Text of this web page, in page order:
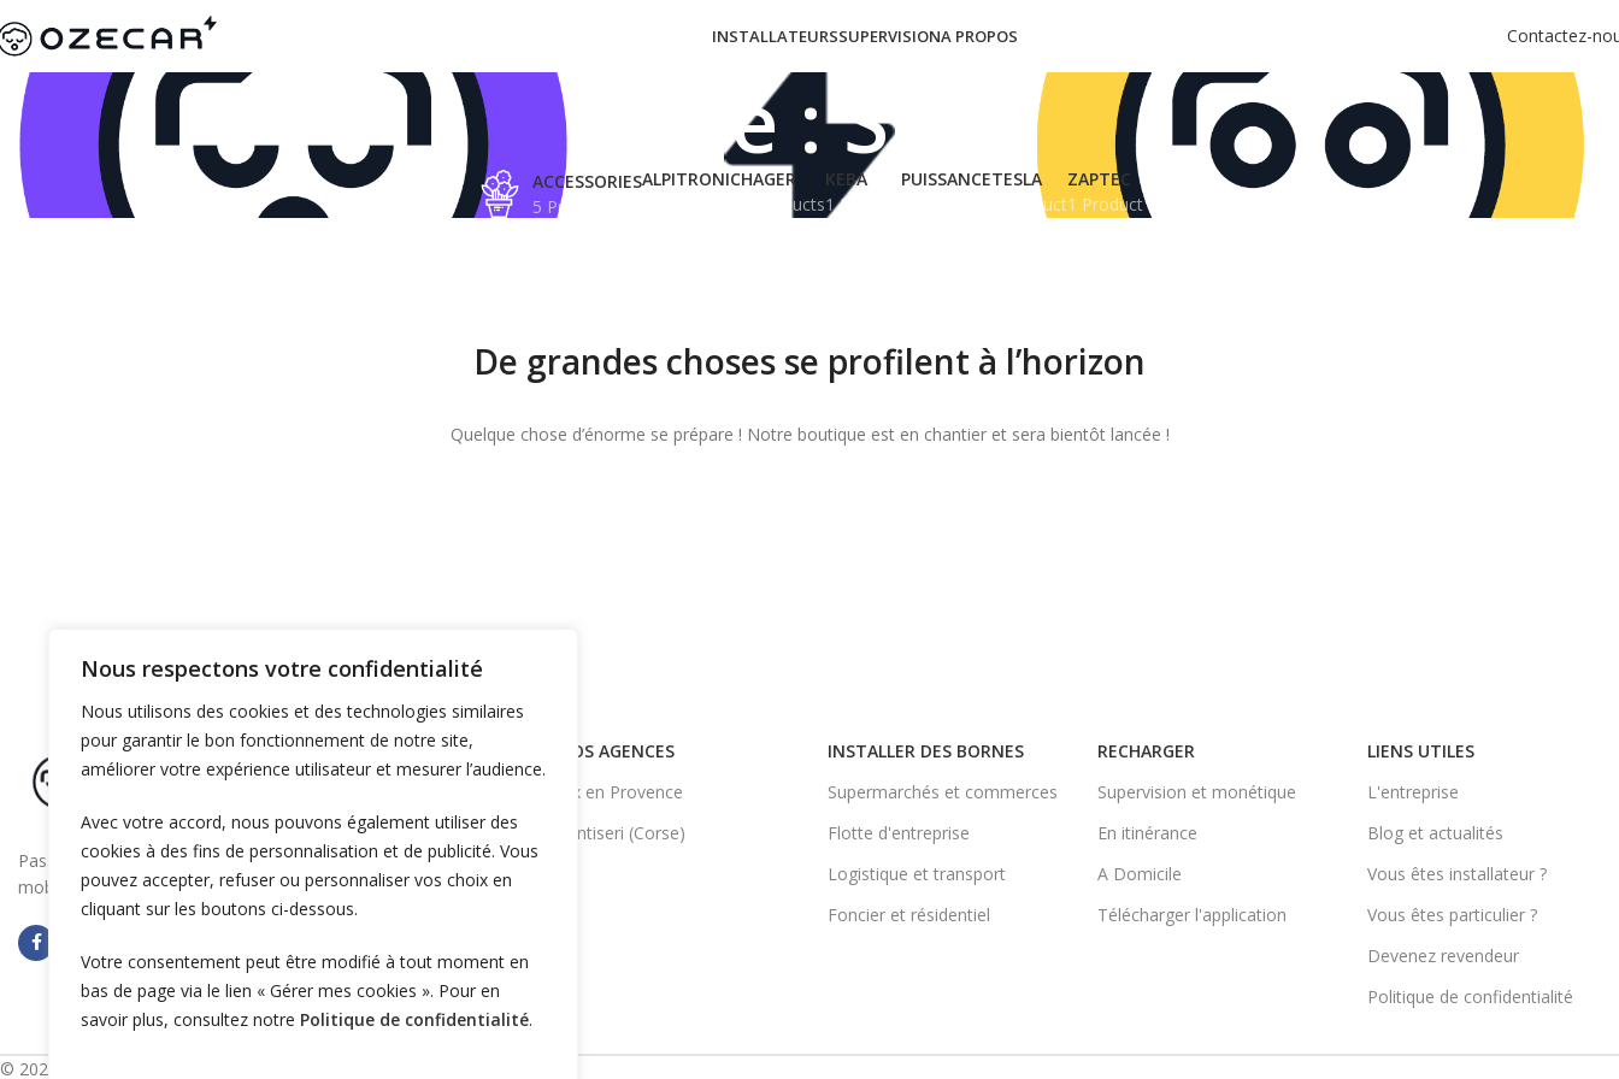
Nous respectons votre confidentialité
Nous utilisons des cookies et des technologies similaires
pour garantir le bon fonctionnement de notre site,
améliorer votre expérience utilisateur et mesurer l’audience.
Avec votre accord, nous pouvons également utiliser des
cookies à des fins de personnalisation et de publicité. Vous
pouvez accepter, refuser ou personnaliser vos choix en
cliquant sur les boutons ci-dessous.
Votre consentement peut être modifié à tout moment en
bas de page via le lien « Gérer mes cookies ». Pour en
savoir plus, consultez notre Politique de confidentialité.
INSTALLATEURSSUPERVISIONA PROPOS Contactez-
Privé : Shop
ACCESSORIES
5 Products
ALPITRONICHAGER
0 Products
KEBA
1 Product
PUISSANCETESLA
1 Product
ZAPTEC
1 Product
De grandes choses se profilent à l’horizon
Quelque chose d’énorme se prépare ! Notre boutique est en chantier et sera bientôt lancée !
Passez à la vitesse supérieure en boostant la
mobilité électrique de votre entreprise
NOS AGENCES
Aix en Provence
Ventiseri (Corse)
INSTALLER DES BORNES
Supermarchés et commerces
Flotte d'entreprise
Logistique et transport
Foncier et résidentiel
RECHARGER
Supervision et monétique
En itinérance
A Domicile
Télécharger l'application
LIENS UTILES
L'entreprise
Blog et actualités
Vous êtes installateur ?
Vous êtes particulier ?
Devenez revendeur
Politique de confidentialité
© 2025 OZECAR. Tous droits réservés.